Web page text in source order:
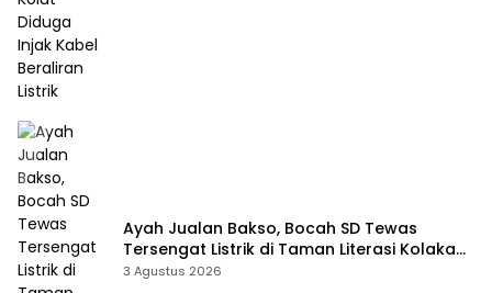
Ayah Jualan Bakso, Bocah SD Tewas
Tersengat Listrik di Taman Literasi Kolaka
Utara
3 Agustus 2026